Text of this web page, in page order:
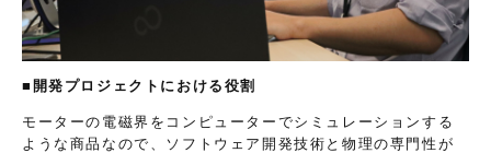
■開発プロジェクトにおける役割
モーターの電磁界をコンピューターでシミュレーションする
ような商品なので、ソフトウェア開発技術と物理の専門性が